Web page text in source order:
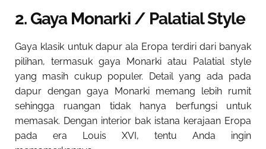
2. Gaya Monarki / Palatial Style
Gaya klasik untuk dapur ala Eropa terdiri dari banyak
pilihan, termasuk gaya Monarki atau Palatial style
yang masih cukup populer. Detail yang ada pada
dapur dengan gaya Monarki memang lebih rumit
sehingga ruangan tidak hanya berfungsi untuk
memasak. Dengan interior bak istana kerajaan Eropa
pada era Louis XVI, tentu Anda ingin